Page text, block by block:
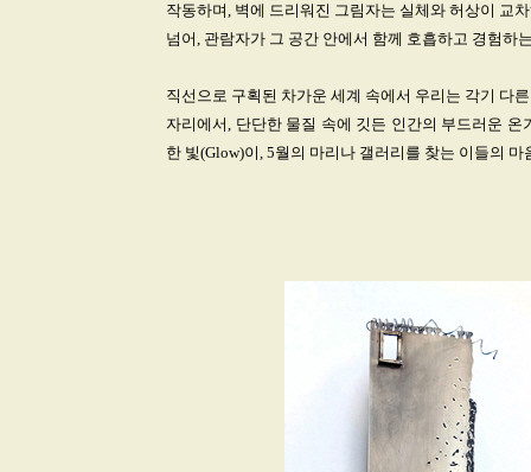
작동하며, 벽에 드리워진 그림자는 실체와 허상이 교
넘어, 관람자가 그 공간 안에서 함께 호흡하고 경험하
직선으로 구획된 차가운 세계 속에서 우리는 각기 다
자리에서, 단단한 물질 속에 깃든 인간의 부드러운
한 빛(Glow)이, 5월의 마리나 갤러리를 찾는 이들의